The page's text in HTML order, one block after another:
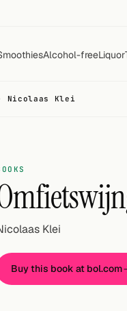
Alcohol-freeLiquor
Nicolaas Klei
Klei
Buy this book at bol.com